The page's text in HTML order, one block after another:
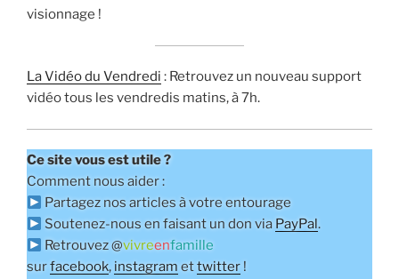
visionnage !
La Vidéo du Vendredi : Retrouvez un nouveau support
vidéo tous les vendredis matins, à 7h.
Ce site vous est utile ?
Comment nous aider :
Partagez nos articles à votre entourage
Soutenez-nous en faisant un don via PayPal.
Retrouvez @vivreenfamille
surfacebook, instagram ettwitter !